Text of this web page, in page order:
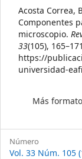
Details
Acosta Correa,
Componentes
microscopio.
33(105),
https://
universidad-
Más
Número
Vol. 33 Núm. 105